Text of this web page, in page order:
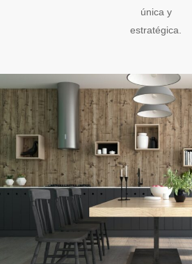
única y
estratégica.